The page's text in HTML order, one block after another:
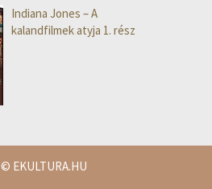
Indiana Jones – A
kalandfilmek atyja 1. rész
© EKULTURA.HU